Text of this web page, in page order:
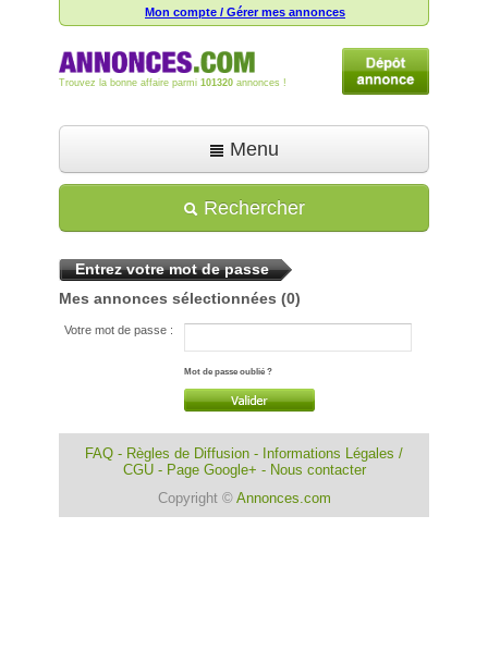
Mon compte / Gérer mes annonces
Trouvez la bonne affaire parmi 101320 annonces !
Menu
Déposer une annonce
Toutes les annonces
Aide
Rechercher
Entrez votre mot de passe
Mes annonces sélectionnées (0)
Votre mot de passe :
Mot de passe oublié ?
FAQ - Règles de Diffusion - Informations Légales /
CGU- Page Google+ - Nous contacter
Copyright © Annonces.com